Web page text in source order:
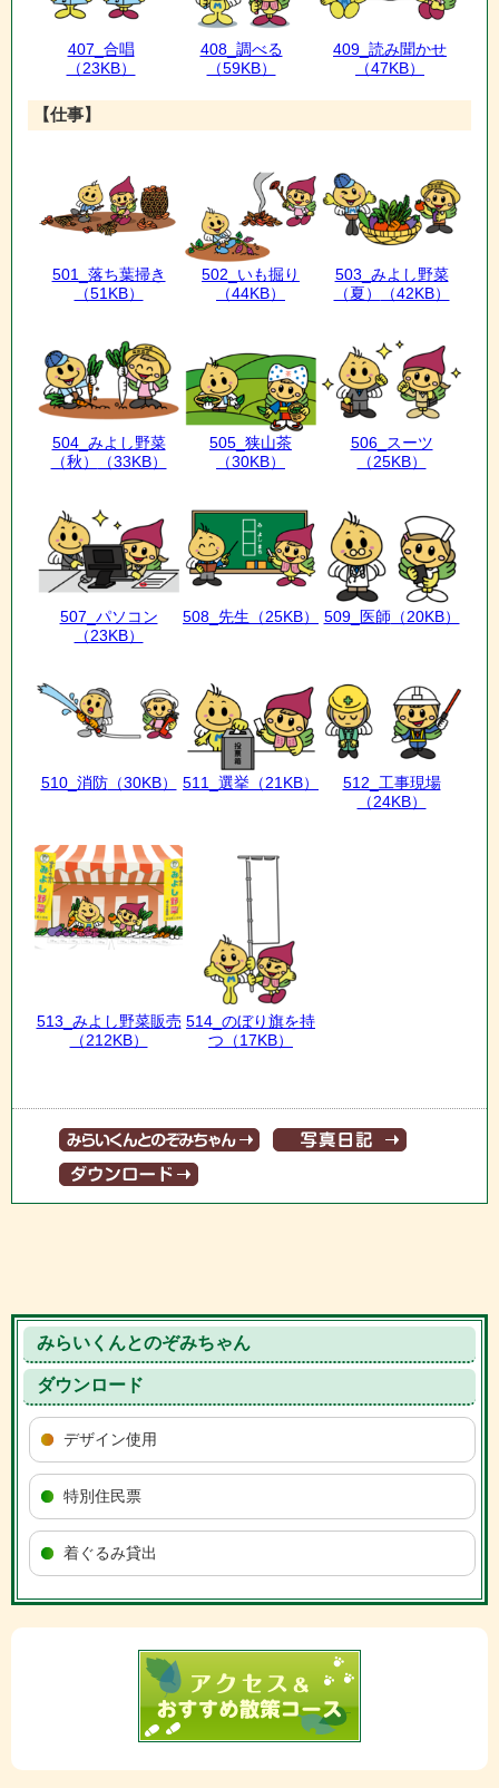
407_合唱
（23KB）
408_調べる
（59KB）
409_読み聞かせ
（47KB）
【仕事】
501_落ち葉掃き
（51KB）
502_いも掘り
（44KB）
503_みよし野菜
（夏）
（42KB）
504_みよし野菜
（秋）
（33KB）
505_狭山茶
（30KB）
506_スーツ
（25KB）
507_パソコン
（23KB）
508_先生 （25KB） 509_医師 （20KB）
510_消防（30KB） 511_選挙 （21KB）
512_工事現場
（24KB）
513_みよし野菜販売
（212KB）
514_のぼり旗を持
つ （17KB）
みらいくんとのぞみちゃん
ダウンロード
デザイン使用
特別住民票
着ぐるみ貸出